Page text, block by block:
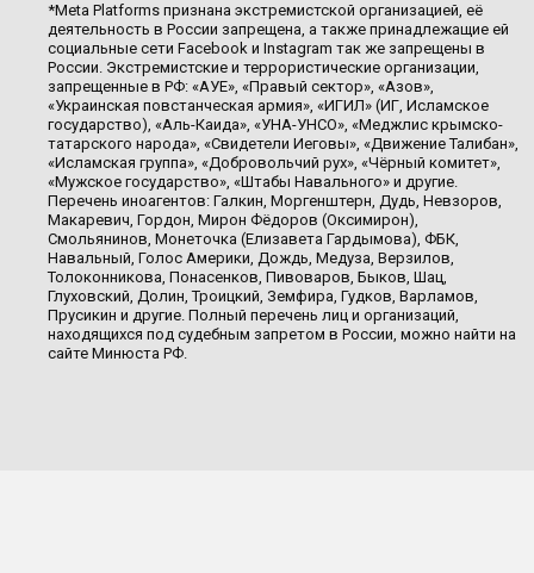
*Meta Platforms признана экстремистской организацией, её
деятельность в России запрещена, а также принадлежащие ей
социальные сети Facebook и Instagram так же запрещены в
России. Экстремистские и террористические организации,
запрещенные в РФ: «АУЕ», «Правый сектор», «Азов»,
«Украинская повстанческая армия», «ИГИЛ» (ИГ, Исламское
государство), «Аль-Каида», «УНА-УНСО», «Меджлис крымско-
татарского народа», «Свидетели Иеговы», «Движение Талибан»,
«Исламская группа», «Добровольчий рух», «Чёрный комитет»,
«Мужское государство», «Штабы Навального» и другие.
Перечень иноагентов: Галкин, Моргенштерн, Дудь, Невзоров,
Макаревич, Гордон, Мирон Фёдоров (Оксимирон),
Смольянинов, Монеточка (Елизавета Гардымова), ФБК,
Навальный, Голос Америки, Дождь, Медуза, Верзилов,
Толоконникова, Понасенков, Пивоваров, Быков, Шац,
Глуховский, Долин, Троицкий, Земфира, Гудков, Варламов,
Прусикин и другие. Полный перечень лиц и организаций,
находящихся под судебным запретом в России, можно найти на
сайте Минюста РФ.